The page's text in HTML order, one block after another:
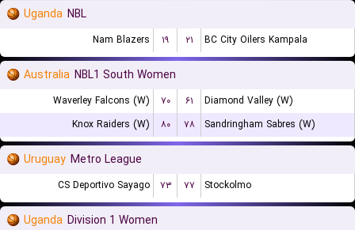
Uganda NBL
Nam Blazers ۱۹ ۲۱ BC City Oilers Kampala
Australia NBL1 South Women
Waverley Falcons (W) ۷۰ ۶۱
Diamond Valley (W)
Knox Raiders (W)
۸۰ ۷۸ Sandringham Sabres (W)
Uruguay Metro League
CS Deportivo Sayago ۷۳ ۷۷ Stockolmo
Uganda Division 1 Women